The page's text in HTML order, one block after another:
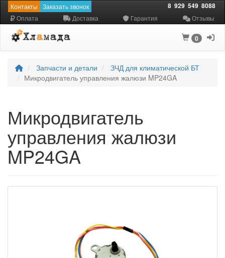
Контакты Заказать звонок 8 929 549 8088
Оплата Доставка Гарантия Отзывы
0
Запчасти и детали
ЗЧД для климатической БТ
Микродвигатель управления жалюзи MP24GA
Микродвигатель
управления жалюзи
MP24GA